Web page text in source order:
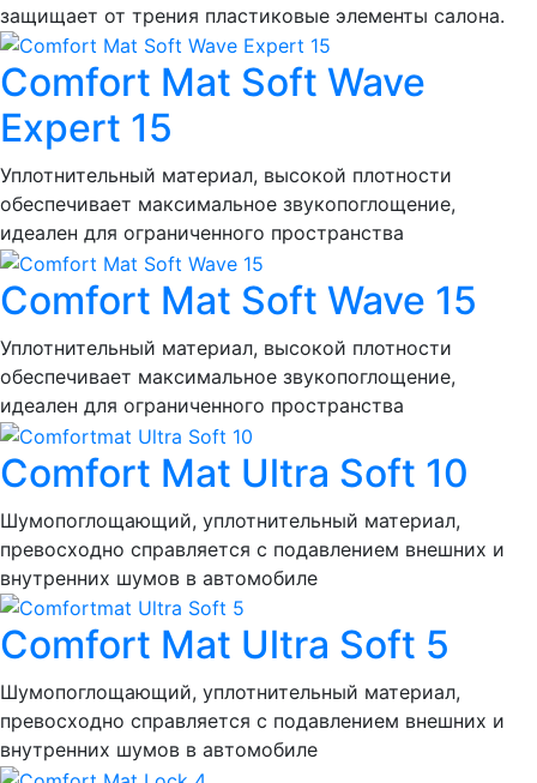
защищает от трения пластиковые элементы салона.
Comfort Mat Soft Wave
Expert 15
Уплотнительный материал, высокой плотности
обеспечивает максимальное звукопоглощение,
идеален для ограниченного пространства
Comfort Mat Soft Wave 15
Уплотнительный материал, высокой плотности
обеспечивает максимальное звукопоглощение,
идеален для ограниченного пространства
Comfort Mat Ultra Soft 10
Шумопоглощающий, уплотнительный материал,
превосходно справляется с подавлением внешних и
внутренних шумов в автомобиле
Comfort Mat Ultra Soft 5
Шумопоглощающий, уплотнительный материал,
превосходно справляется с подавлением внешних и
внутренних шумов в автомобиле